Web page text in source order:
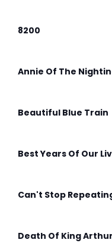
8200
Annie Of The
Beautiful Blue Train
Best Years Of Our
Can't Stop
Death Of King Arthur